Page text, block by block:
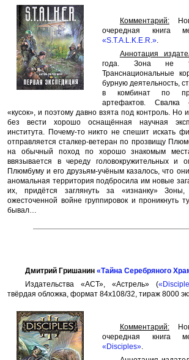
Комментарий:
очередная книга
«S.T.A.L.K.E.R.».
Аннотация
года. Зона не
Транснациональные
бурную деятельность,
в комбинат по
артефактов.
«кусок», и поэтому давно взята под контроль. Но
без вести хорошо оснащённая научная
института. Почему-то никто не спешит искать
отправляется сталкер-ветеран по прозвищу
на обычный поход по хорошо знакомым
ввязывается в череду головокружительных и
Плюмбуму и его друзьям-учёным казалось, что
аномальная территория подбросила им новые
их, придётся заглянуть за «изнанку»
ожесточенной войне группировок и проникнуть
бывал…
Дмитрий Гришанин «Тайна Серебряного
Издательства «АСТ», «Астрель» (
твёрдая обложка, формат 84x108/32, тираж 8000
Комментарий:
очередная книга
«Disciples».